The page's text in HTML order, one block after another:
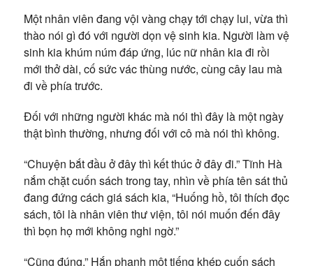
Một nhân viên đang vội vàng chạy tới chạy lui, vừa thì
thào nói gì đó với người dọn vệ sinh kia. Người làm vệ
sinh kia khúm núm đáp ứng, lúc nữ nhân kia đi rồi
mới thở dài, cố sức vác thùng nước, cùng cây lau mà
đi về phía trước.
Đối với những người khác mà nói thì đây là một ngày
thật bình thường, nhưng đối với cô mà nói thì không.
“Chuyện bắt đầu ở đây thì kết thúc ở đây đi.” Tĩnh Hà
nắm chặt cuốn sách trong tay, nhìn về phía tên sát thủ
đang đứng cách giá sách kia, “Huống hồ, tôi thích đọc
sách, tôi là nhân viên thư viện, tôi nói muốn đến đây
thì bọn họ mới không nghi ngờ.”
“Cũng đúng.” Hắn phanh một tiếng khép cuốn sách